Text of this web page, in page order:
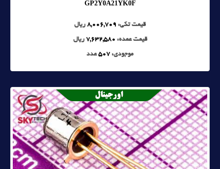
GP2Y0A21YK0F
قیمت تکی: 8,006,709 ریال
قیمت عمده: 7,632,580 ریال
موجودی: 507عدد